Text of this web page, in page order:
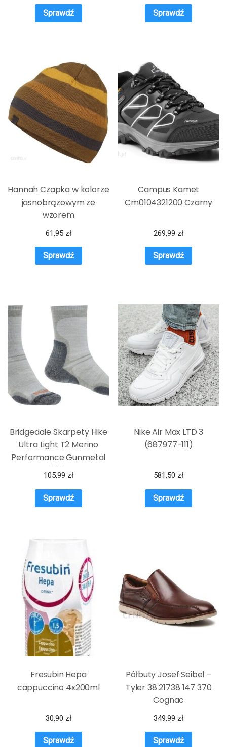
Sprawdź Sprawdź
Hannah Czapka w kolorze
jasnobrązowym ze
wzorem
61,95 zł
Sprawdź
Campus Kamet
Cm0104321200 Czarny
269,99 zł
Sprawdź
Bridgedale Skarpety Hike
Ultra Light T2 Merino
Performance Gunmetal
866
105,99 zł
Sprawdź
Nike Air Max LTD 3
(687977-111)
581,50 zł
Sprawdź
Fresubin Hepa
cappuccino 4x200ml
30,90 zł
Sprawdź
Półbuty Josef Seibel –
Tyler 38 21738 147 370
Cognac
349,99 zł
Sprawdź